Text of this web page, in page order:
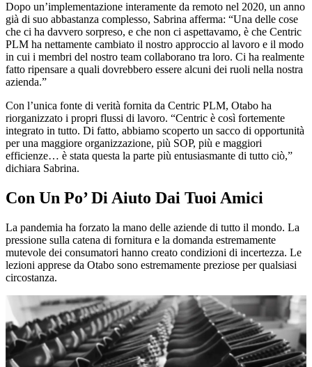
Dopo un’implementazione interamente da remoto nel 2020, un anno
già di suo abbastanza complesso, Sabrina afferma: “Una delle cose
che ci ha davvero sorpreso, e che non ci aspettavamo, è che Centric
PLM ha nettamente cambiato il nostro approccio al lavoro e il modo
in cui i membri del nostro team collaborano tra loro. Ci ha realmente
fatto ripensare a quali dovrebbero essere alcuni dei ruoli nella nostra
azienda.”
Con l’unica fonte di verità fornita da Centric PLM, Otabo ha
riorganizzato i propri flussi di lavoro. “Centric è così fortemente
integrato in tutto. Di fatto, abbiamo scoperto un sacco di opportunità
per una maggiore organizzazione, più SOP, più e maggiori
efficienze… è stata questa la parte più entusiasmante di tutto ciò,”
dichiara Sabrina.
Con Un Po’ Di Aiuto Dai Tuoi Amici
La pandemia ha forzato la mano delle aziende di tutto il mondo. La
pressione sulla catena di fornitura e la domanda estremamente
mutevole dei consumatori hanno creato condizioni di incertezza. Le
lezioni apprese da Otabo sono estremamente preziose per qualsiasi
circostanza.